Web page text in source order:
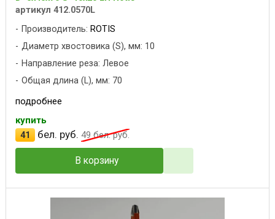
артикул 412.0570L
Производитель: ROTIS
Диаметр хвостовика (S), мм: 10
Направление реза: Левое
Общая длина (L), мм: 70
подробнее
купить
41
бел. руб. 49бел. руб.
В корзину